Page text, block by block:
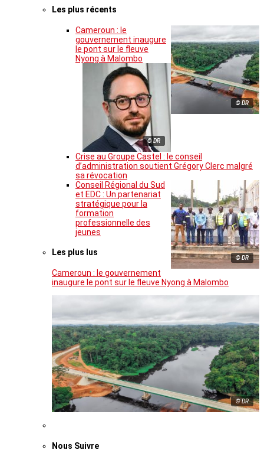
Les plus récents
© DR
Cameroun : le
gouvernement inaugure
le pont sur le fleuve
Nyong à Malombo
© DR
Crise au Groupe Castel : le conseil
d’administration soutient Grégory Clerc malgré
sa révocation
© DR
Conseil Régional du Sud
et EDC : Un partenariat
stratégique pour la
formation
professionnelle des
jeunes
Les plus lus
Cameroun : le gouvernement
inaugure le pont sur le fleuve Nyong à Malombo
© DR
Nous Suivre